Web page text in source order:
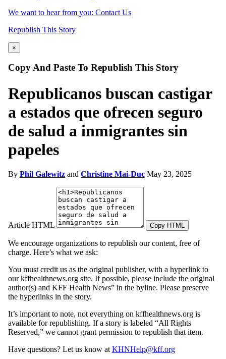
We want to hear from you: Contact Us
Republish This Story
×
Copy And Paste To Republish This Story
Republicanos buscan castigar
a estados que ofrecen seguro
de salud a inmigrantes sin
papeles
By Phil Galewitz and Christine Mai-Duc May 23, 2025
Article HTML Copy HTML
We encourage organizations to republish our content, free of
charge. Here’s what we ask:
You must credit us as the original publisher, with a hyperlink to
our kffhealthnews.org site. If possible, please include the original
author(s) and KFF Health News” in the byline. Please preserve
the hyperlinks in the story.
It’s important to note, not everything on kffhealthnews.org is
available for republishing. If a story is labeled “All Rights
Reserved,” we cannot grant permission to republish that item.
Have questions? Let us know at KHNHelp@kff.org